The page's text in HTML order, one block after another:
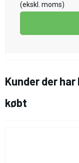
(ekskl. moms)
Kunder der
købt